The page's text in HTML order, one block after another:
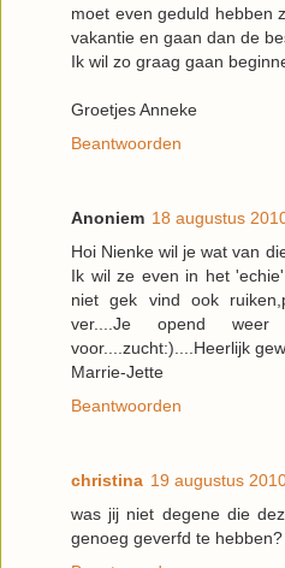
moet even geduld hebben
vakantie en gaan dan de
Ik wil zo graag gaan
Groetjes Anneke
Beantwoorden
Anoniem 18 augustus
Hoi Nienke wil je wat van
Ik wil ze even in het
niet gek vind ook
ver....Je opend
voor....zucht:)....Heerlijk
Marrie-Jette
Beantwoorden
christina 19 augustus
was jij niet degene die
genoeg geverfd te hebben?